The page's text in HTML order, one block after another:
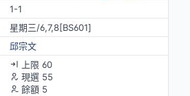
1-1
星期三/6,7,8[BS601]
邱宗文
上限 60
現選 55
餘額 5